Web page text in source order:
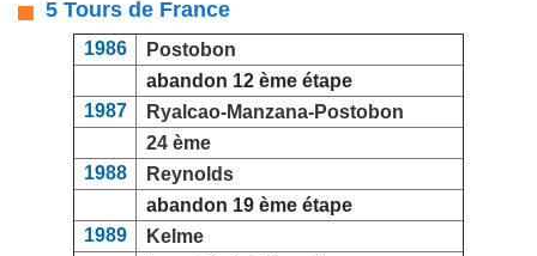
5 Tours de France
1986
Postobon
abandon 12 ème étape
1987
Ryalcao-Manzana-Postobon
24 ème
1988
Reynolds
abandon 19 ème étape
1989
Kelme